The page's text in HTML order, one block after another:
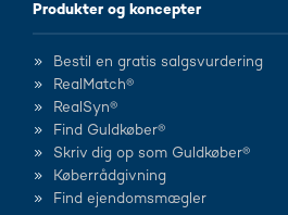
Produkter og koncepter
Bestil en gratis salgsvurdering
RealMatch®
RealSyn®
Find Guldkøber®
Skriv dig op som Guldkøber®
Køberrådgivning
Find ejendomsmægler